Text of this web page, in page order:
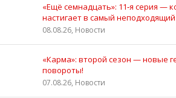
«Ещё семнадцать»: 11‑я серия —
настигает в самый
08.08.26, Новости
«Карма»: второй сезон — новые
повороты!
07.08.26, Новости